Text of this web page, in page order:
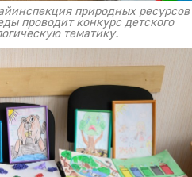
природных ресурсов
проводит конкурс детского
тематику.